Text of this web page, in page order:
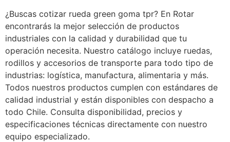
¿Buscas cotizar rueda green goma tpr? En Rotar
encontrarás la mejor selección de productos
industriales con la calidad y durabilidad que tu
operación necesita. Nuestro catálogo incluye ruedas,
rodillos y accesorios de transporte para todo tipo de
industrias: logística, manufactura, alimentaria y más.
Todos nuestros productos cumplen con estándares de
calidad industrial y están disponibles con despacho a
todo Chile. Consulta disponibilidad, precios y
especificaciones técnicas directamente con nuestro
equipo especializado.